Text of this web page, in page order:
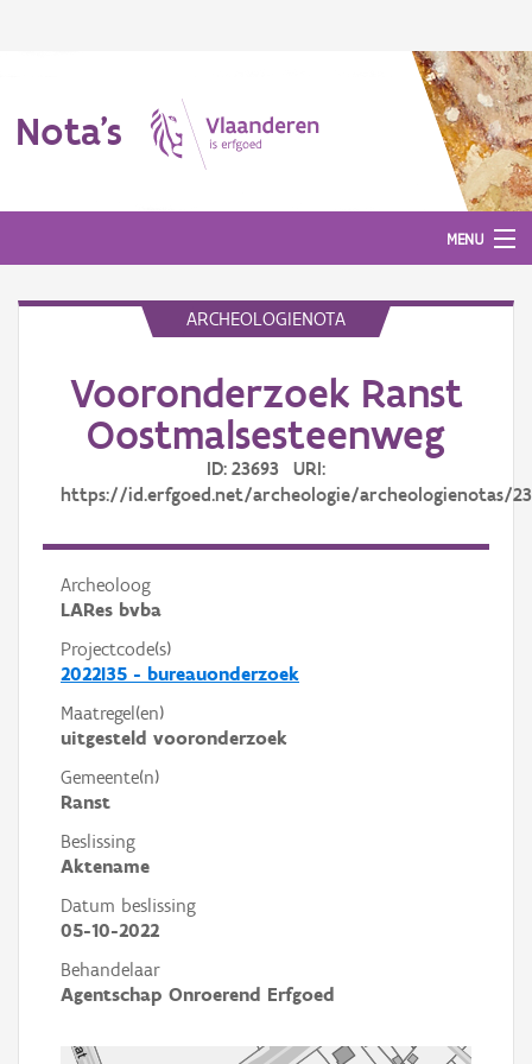
Nota's
MENU
Aanmelden
ARCHEOLOGIENOTA
Vooronderzoek Ranst
Oostmalsesteenweg
ID: 23693 URI:
https://id.erfgoed.net/archeologie/archeologienotas/
Archeoloog
LARes bvba
Projectcode(s)
2022I35 - bureauonderzoek
Maatregel(en)
uitgesteld vooronderzoek
Gemeente(n)
Ranst
Beslissing
Aktename
Datum beslissing
05-10-2022
Behandelaar
Agentschap Onroerend Erfgoed